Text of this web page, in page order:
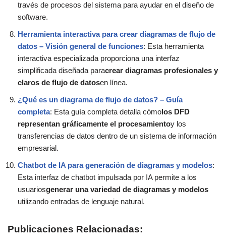
través de procesos del sistema para ayudar en el diseño de
software.
Herramienta interactiva para crear diagramas de flujo de
datos – Visión general de funciones: Esta herramienta
interactiva especializada proporciona una interfaz
simplificada diseñada paracrear diagramas profesionales y
claros de flujo de datosen línea.
¿Qué es un diagrama de flujo de datos? – Guía
completa: Esta guía completa detalla cómolos DFD
representan gráficamente el procesamientoy los
transferencias de datos dentro de un sistema de información
empresarial.
Chatbot de IA para generación de diagramas y modelos:
Esta interfaz de chatbot impulsada por IA permite a los
usuariosgenerar una variedad de diagramas y modelos
utilizando entradas de lenguaje natural.
Publicaciones Relacionadas: